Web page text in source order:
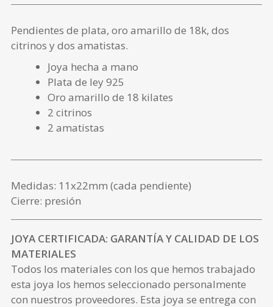
Pendientes de plata, oro amarillo de 18k, dos
citrinos y dos amatistas.
Joya hecha a mano
Plata de ley 925
Oro amarillo de 18 kilates
2 citrinos
2 amatistas
Medidas: 11x22mm (cada pendiente)
Cierre: presión
JOYA CERTIFICADA: GARANTÍA Y CALIDAD DE LOS
MATERIALES
Todos los materiales con los que hemos trabajado
esta joya los hemos seleccionado personalmente
con nuestros proveedores. Esta joya se entrega con